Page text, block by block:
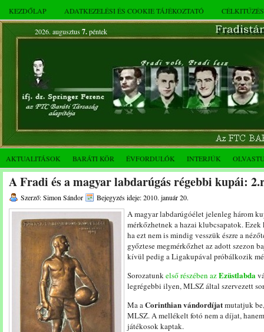
KEZDŐLAP ADATKEZELÉSI ÉS COOKIE TÁJÉKOZTATÓ
2026. augusztus 7.péntek
AKTUALITÁSOK BARÁTI KÖR ÉVFORDULÓK INTERJÚK
A Fradi és a magyar labdarúgás régebbi kupái:
Szerző: Simon Sándor Bejegyzés ideje: 2010. január 20.
A magyar labdarúgóélet jelenleg három
mérkőzhetnek a hazai klubcsapatok.
ha ezt nem is mindig vesszük észre a
győztese megmérkőzhet az adott szezon
kívül pedig a Ligakupával próbálkozik
Sorozatunkelső részében azEzüstlabda
legrégebbi ilyen, MLSZ által szervezett
Ma aCorinthian vándordíjatmutatjuk
MLSZ. A mellékelt fotó nem a díjat,
játékosok kaptak.